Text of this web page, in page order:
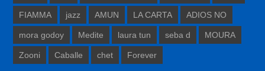
FIAMMA jazz AMUN LA CARTA ADIOS NO
mora godoy Medite laura tun seba d MOURA
Zooni Caballe chet Forever